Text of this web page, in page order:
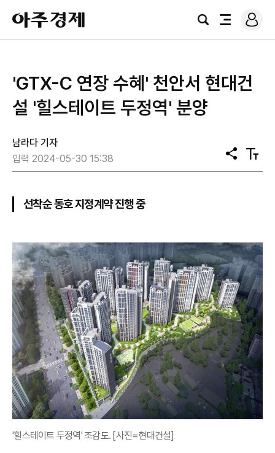
아
주
경
검
전
로
그
'GTX-C 연장 수혜' 천안서 현대건
설 '힐스테이트 두정역' 분양
남라다 기자
입력 2024-05-30 15:38
공
유
텍
스
선착순 동호 지정계약 진행 중
'힐스테이트 두정역' 조감도. [사진=현대건설]